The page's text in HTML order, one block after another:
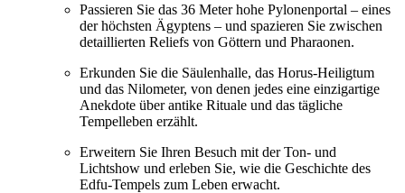
Passieren Sie das 36 Meter hohe Pylonenportal – eines
der höchsten Ägyptens – und spazieren Sie zwischen
detaillierten Reliefs von Göttern und Pharaonen.
Erkunden Sie die Säulenhalle, das Horus-Heiligtum
und das Nilometer, von denen jedes eine einzigartige
Anekdote über antike Rituale und das tägliche
Tempelleben erzählt.
Erweitern Sie Ihren Besuch mit der Ton- und
Lichtshow und erleben Sie, wie die Geschichte des
Edfu-Tempels zum Leben erwacht.